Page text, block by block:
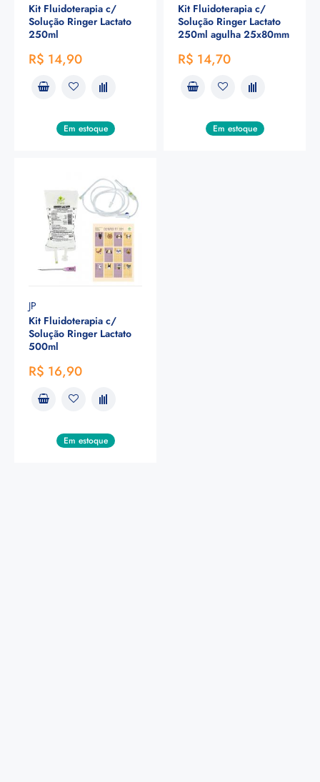
Kit Fluidoterapia c/
Solução Ringer Lactato
250ml
R$ 14,90
Em estoque
Kit Fluidoterapia c/
Solução Ringer Lactato
250ml agulha 25x80mm
R$ 14,70
Em estoque
JP
Kit Fluidoterapia c/
Solução Ringer Lactato
500ml
R$ 16,90
Em estoque